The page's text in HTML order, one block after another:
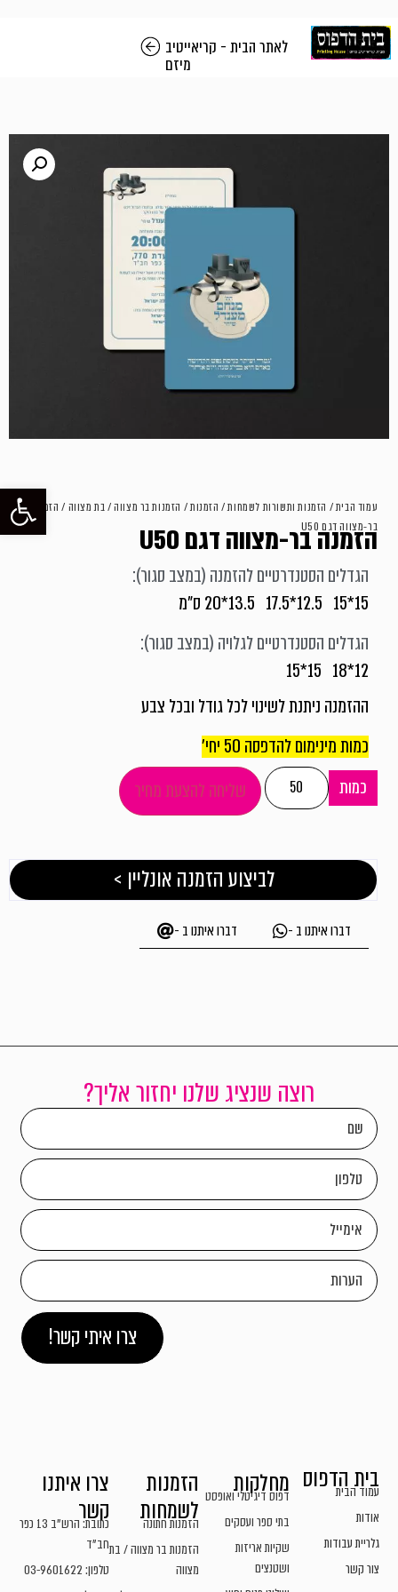
פתח
לאתר הבית - קריאייטיב
מיזם
הזמנה בר-מצווה דגם U50
הגדלים הסטנדרטיים להזמנה (במצב סגור):
15*15 12.5*17.5 13.5*20 ס"מ
הגדלים הסטנדרטיים לגלויה (במצב סגור):
12*18 15*15
ההזמנה ניתנת לשינוי לכל גודל ובכל צבע
כמות מינימום להדפסה 50 יחי'
כמות שליחה להצעת מחיר
לביצוע הזמנה אונליין >
דברו איתנו ב - דברו איתנו ב -
עמוד הבית/ הזמנות ותשורות לשמחות/ הזמנות/ הזמנות בר מצווה / בת מצווה / הזמנה
בר-מצווה דגם U50
בית הדפוס
עמוד הבית
אודות
גלריית עבודות
צור קשר
מחלקות
דפוס דיגיטלי ואופסט
בתי ספר ועסקים
שקיות אריזות
ושטנצים
הזמנות
לשמחות
הזמנות חתונה
הזמנות בר מצווה / בת
מצווה
צרו איתנו
קשר
כתובת: הרש"ב 13 כפר
חב"ד
טלפון: 03-9601622
רוצה שנציג שלנו יחזור אליך?
צרו איתי קשר!